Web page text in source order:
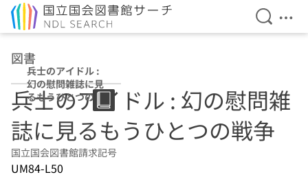
検索を
メ
図書
兵士のアイドル :
幻の慰問雑誌に見
るもうひとつの戦
争
兵士のアイドル : 幻の慰問雑
誌に見るもうひとつの戦争
国立国会図書館請求記号
UM84-L50